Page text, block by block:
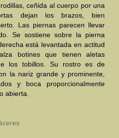
Antique. Arlés (Francia)
PRESUPUESTO
ceñida al cuerpo por una
dejan los brazos, bien
Las piernas parecen llevar
Se sostiene sobre la pierna
está levantada en actitud
botines que tienen aletas
los tobillos. Su rostro es de
la nariz grande y prominente,
y boca proporcionalmente
abierta.